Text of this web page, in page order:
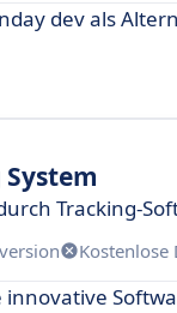
dev als
Tracking-
Kostenlose
innovative